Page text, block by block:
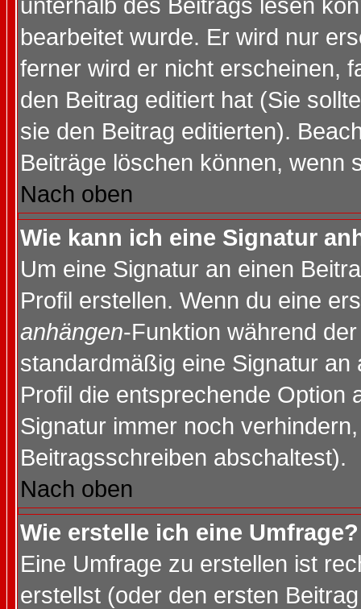
unterhalb des Beitrags lesen
bearbeitet wurde. Er wird nur
ferner wird er nicht erscheinen,
den Beitrag editiert hat (Sie
sie den Beitrag editierten).
Beiträge löschen können, wenn
Nach oben
Wie kann ich eine Signatur
Um eine Signatur an einen
Profil erstellen. Wenn du eine
anhängen-Funktion während
standardmäßig eine Signatur
Profil die entsprechende Option
Signatur immer noch
Beitragsschreiben abschaltest).
Nach oben
Wie erstelle ich eine Umfrage?
Eine Umfrage zu erstellen ist
erstellst (oder den ersten